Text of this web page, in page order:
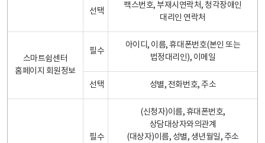
선택
팩스번호, 부재시연락처, 청각장애인
대리인 연락처
스마트쉼센터
홈페이지 회원정보
필수
아이디, 이름, 휴대폰번호(본인 또는
법정대리인), 이메일
선택 성별, 전화번호, 주소
필수
(신청자)이름, 휴대폰번호,
상담대상자와의관계
(대상자)이름, 성별, 생년월일, 주소